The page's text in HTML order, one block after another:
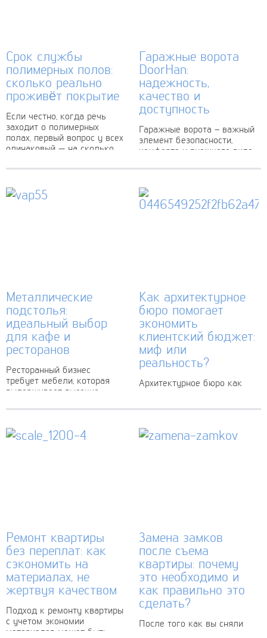
Срок службы
полимерных полов:
сколько реально
проживёт покрытие
Если честно, когда речь
заходит о полимерных
полах, первый вопрос у всех
одинаковый — на сколько
обещают 15-20 лет,
Гаражные ворота
DoorHan:
надежность,
качество и
доступность
Гаражные ворота – важный
элемент безопасности,
комфорта и внешнего вида
коммерческого объекта.
покупатели ориентируются
на такие характеристики,
Металлические
подстолья:
идеальный выбор
для кафе и
ресторанов
Ресторанный бизнес
требует мебели, которая
выдерживает высокие
подстолья в этом
Они способны выдерживать
многократное перемещение,
Как архитектурное
бюро помогает
экономить
клиентский бюджет:
миф или
реальность?
Архитектурное бюро как
заходит об архитектурных
бюро, у многих возникает
Ремонт квартиры
без переплат: как
сэкономить на
материалах, не
жертвуя качеством
Подход к ремонту квартиры
с учетом экономии
материалов может быть
Замена замков
после съема
квартиры: почему
это необходимо и
как правильно это
сделать?
После того как вы сняли